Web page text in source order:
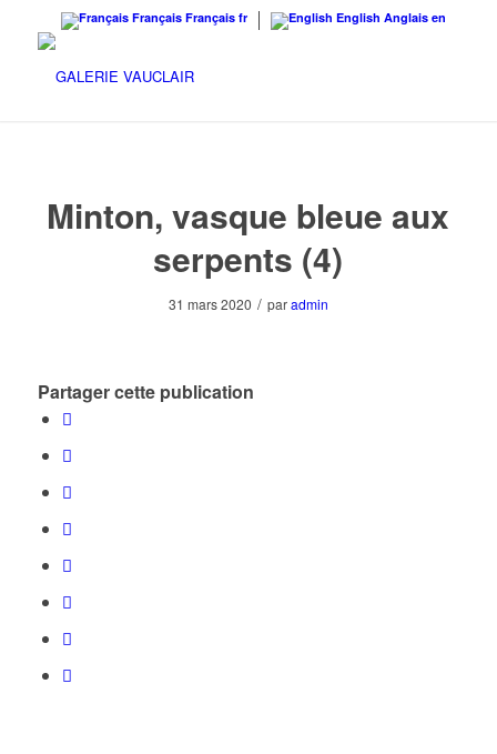
Français Français fr English Anglais en
Minton, vasque bleue aux
serpents (4)
31 mars 2020 / paradmin
Partager cette publication